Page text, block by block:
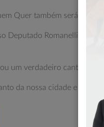
Quer também será
Deputado Romanelli e
um verdadeiro canteiro de
da nossa cidade e